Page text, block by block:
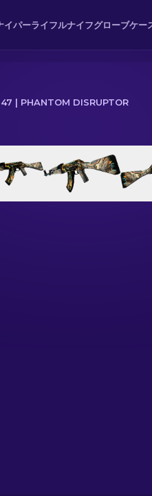
イパーライフルナイフグローブケー
| PHANTOM DISRUPTOR